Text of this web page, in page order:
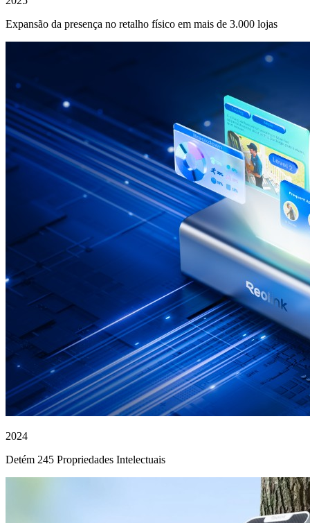
Expansão da presença no retalho físico em mais de 3.000 lojas
2024
Detém 245 Propriedades Intelectuais